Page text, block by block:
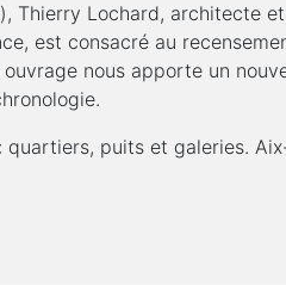
Thierry Lochard, architecte et
est consacré au
nous apporte un
quartiers, puits et galeries.